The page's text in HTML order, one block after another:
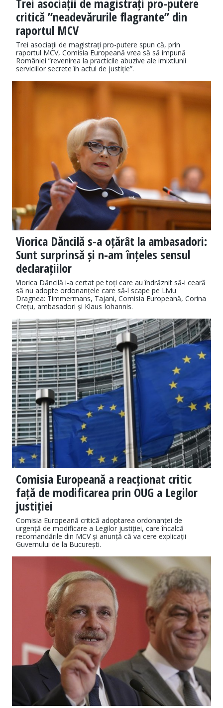
Trei asociații de magistrați pro-putere
critică ”neadevărurile flagrante” din
raportul MCV
Trei asociații de magistrați pro-putere spun că, prin
raportul MCV, Comisia Europeană vrea să să impună
României ”revenirea la practicile abuzive ale imixtiunii
serviciilor secrete în actul de justiție”.
Viorica Dăncilă s-a oțărât la ambasadori:
Sunt surprinsă și n-am înțeles sensul
declarațiilor
Viorica Dăncilă i-a certat pe toți care au îndrăznit să-i ceară
să nu adopte ordonanțele care să-l scape pe Liviu
Dragnea: Timmermans, Tajani, Comisia Europeană, Corina
Crețu, ambasadori și Klaus Iohannis.
Comisia Europeană a reacționat critic
față de modificarea prin OUG a Legilor
justiției
Comisia Europeană critică adoptarea ordonanței de
urgență de modificare a Legilor justiției, care încalcă
recomandările din MCV și anunță că va cere explicații
Guvernului de la București.